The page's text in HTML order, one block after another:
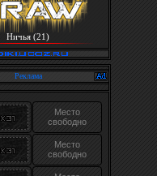
Ничья (21)
Реклама
Место
свободно
Место
свободно